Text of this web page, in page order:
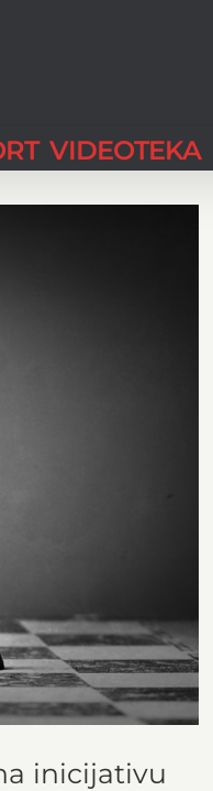
VIDEOTEKA
inicijativu